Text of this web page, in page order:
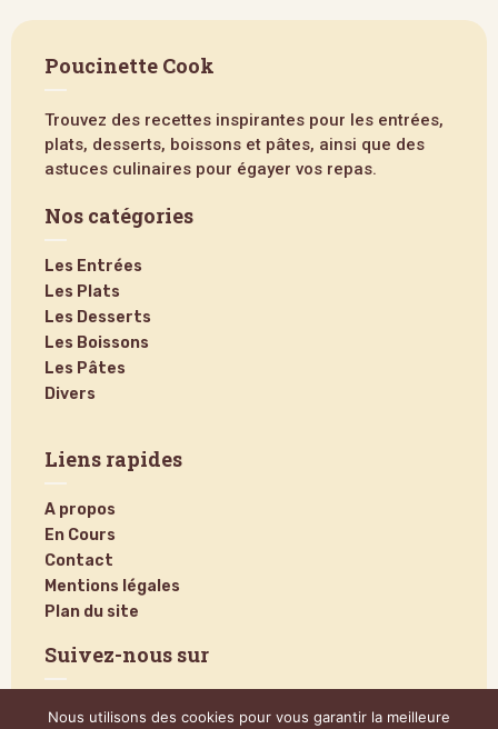
Poucinette Cook
Trouvez des recettes inspirantes pour les entrées,
plats, desserts, boissons et pâtes, ainsi que des
astuces culinaires pour égayer vos repas.
Nos catégories
Les Entrées
Les Plats
Les Desserts
Les Boissons
Les Pâtes
Divers
Liens rapides
A propos
En Cours
Contact
Mentions légales
Plan du site
Suivez-nous sur
Nous utilisons des cookies pour vous garantir la meilleure